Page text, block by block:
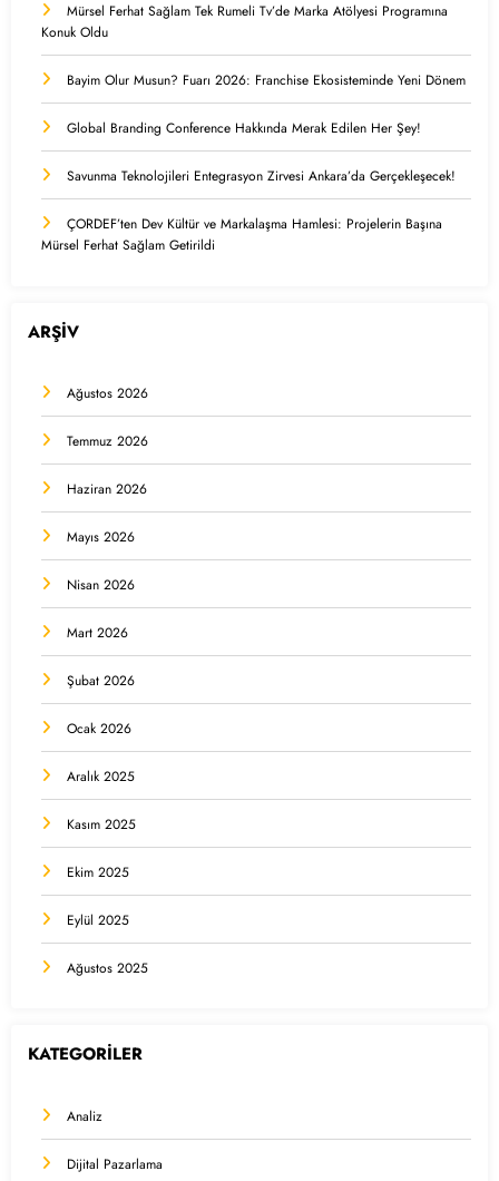
Mürsel Ferhat Sağlam Tek Rumeli Tv’de Marka Atölyesi Programına
Konuk Oldu
Bayim Olur Musun? Fuarı 2026: Franchise Ekosisteminde Yeni Dönem
Global Branding Conference Hakkında Merak Edilen Her Şey!
Savunma Teknolojileri Entegrasyon Zirvesi Ankara’da Gerçekleşecek!
ÇORDEF’ten Dev Kültür ve Markalaşma Hamlesi: Projelerin Başına
Mürsel Ferhat Sağlam Getirildi
ARŞİV
Ağustos 2026
Temmuz 2026
Haziran 2026
Mayıs 2026
Nisan 2026
Mart 2026
Şubat 2026
Ocak 2026
Aralık 2025
Kasım 2025
Ekim 2025
Eylül 2025
Ağustos 2025
KATEGORİLER
Analiz
Dijital Pazarlama